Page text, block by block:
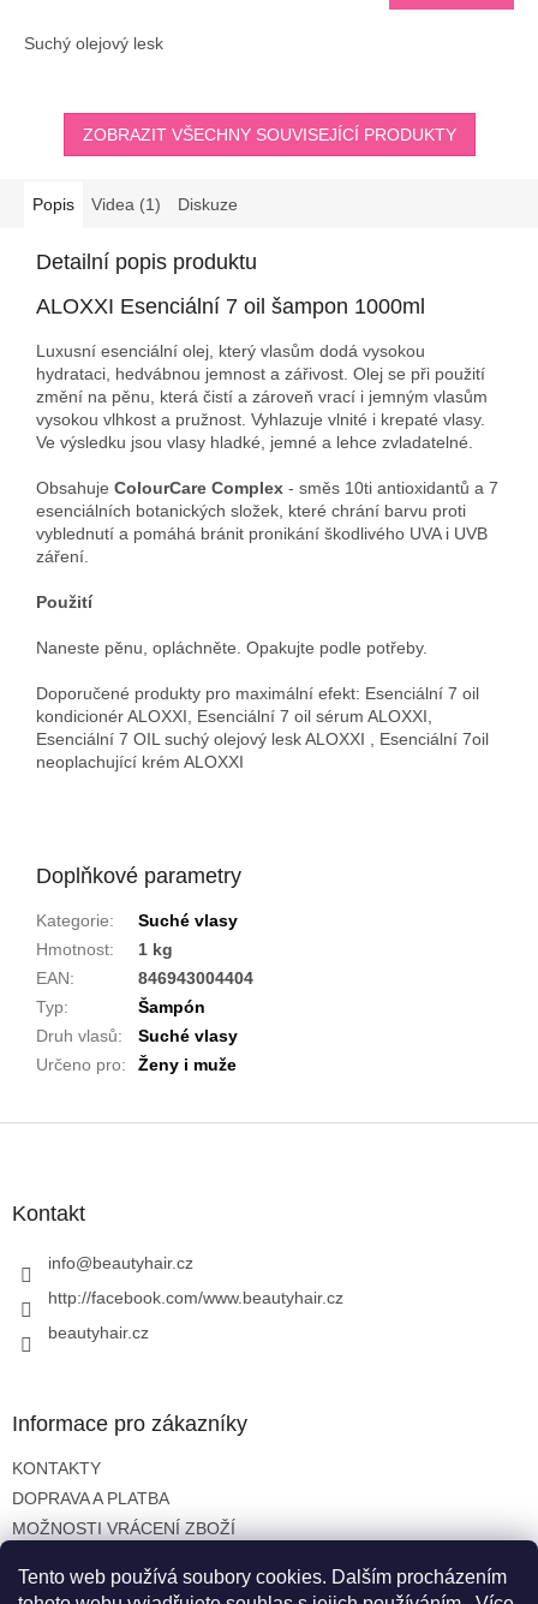
Tento web používá soubory cookies. Dalším procházením
Suchý olejový lesk
ZOBRAZIT VŠECHNY SOUVISEJÍCÍ PRODUKTY
Popis Videa (1) Diskuze
Detailní popis produktu
ALOXXI Esenciální 7 oil šampon 1000ml
Luxusní esenciální olej, který vlasům dodá vysokou
hydrataci, hedvábnou jemnost a zářivost. Olej se při použití
změní na pěnu, která čistí a zároveň vrací i jemným vlasům
vysokou vlhkost a pružnost. Vyhlazuje vlnité i krepaté vlasy.
Ve výsledku jsou vlasy hladké, jemné a lehce zvladatelné.
Obsahuje ColourCare Complex - směs 10ti antioxidantů a 7
esenciálních botanických složek, které chrání barvu proti
vyblednutí a pomáhá bránit pronikání škodlivého UVA i UVB
záření.
Použití
Naneste pěnu, opláchněte. Opakujte podle potřeby.
Doporučené produkty pro maximální efekt: Esenciální 7 oil
kondicionér ALOXXI, Esenciální 7 oil sérum ALOXXI,
Esenciální 7 OIL suchý olejový lesk ALOXXI , Esenciální 7oil
neoplachující krém ALOXXI
Doplňkové parametry
Kategorie:
Suché vlasy
Hmotnost:
1 kg
EAN:
846943004404
Typ:
Šampón
Druh vlasů:
Suché vlasy
Určeno pro: Ženy i muže
Kontakt
info@beautyhair.cz
http://facebook.com/www.beautyhair.cz
beautyhair.cz
Informace pro zákazníky
KONTAKTY
DOPRAVA A PLATBA
MOŽNOSTI VRÁCENÍ ZBOŽÍ
OCHRANA OSOBNÍCH ÚDAJŮ